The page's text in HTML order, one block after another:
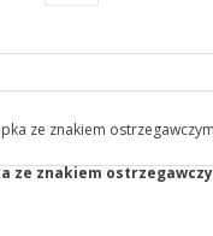
ze znakiem